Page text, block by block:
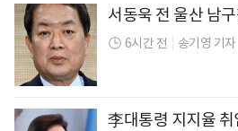
서동욱 전 울산 남
6시간 전 송기영 기자
李대통령 지지율